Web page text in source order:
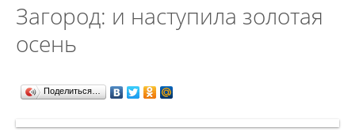
Загород: и наступила золотая
осень
Поделиться…